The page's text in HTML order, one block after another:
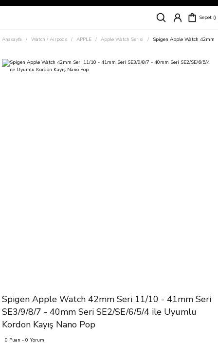
Siparişleriniz
Süper İndirimli Fiyatlar
Sepet
Anasayfa Watch / Airpods APPLE Apple Watch Serisi Spigen Apple Watch 42mm
Spigen Apple Watch 42mm Seri 11/10 - 41mm Seri
SE3/9/8/7 - 40mm Seri SE2/SE/6/5/4 ile Uyumlu
Kordon Kayış Nano Pop
0 Puan - 0 Yorum